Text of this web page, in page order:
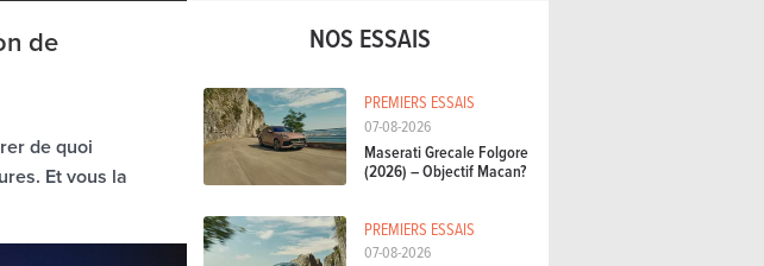
de
de quoi
Et vous la
NOS ESSAIS
PREMIERS ESSAIS
07-08-2026
Maserati Grecale Folgore
(2026) – Objectif Macan?
PREMIERS ESSAIS
07-08-2026